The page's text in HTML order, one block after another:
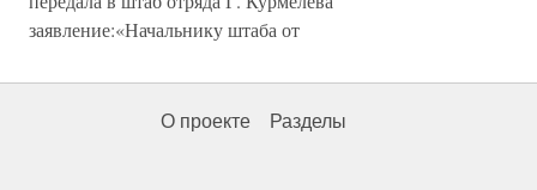
заявление:«Начальнику штаба от
О проекте Разделы